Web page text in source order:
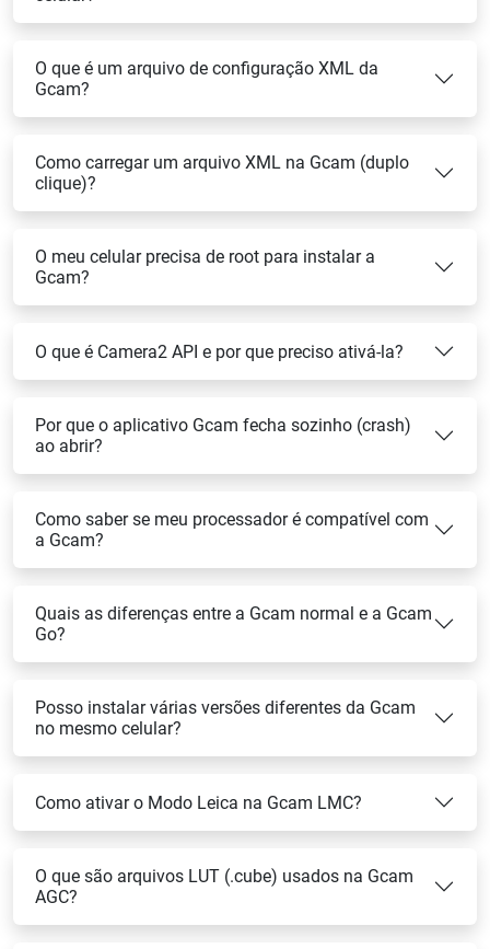
O que é um arquivo de configuração XML da
Gcam?
Como carregar um arquivo XML na Gcam (duplo
clique)?
O meu celular precisa de root para instalar a
Gcam?
O que é Camera2 API e por que preciso ativá-la?
Por que o aplicativo Gcam fecha sozinho (crash)
ao abrir?
Como saber se meu processador é compatível com
a Gcam?
Quais as diferenças entre a Gcam normal e a Gcam
Go?
Posso instalar várias versões diferentes da Gcam
no mesmo celular?
Como ativar o Modo Leica na Gcam LMC?
O que são arquivos LUT (.cube) usados na Gcam
AGC?